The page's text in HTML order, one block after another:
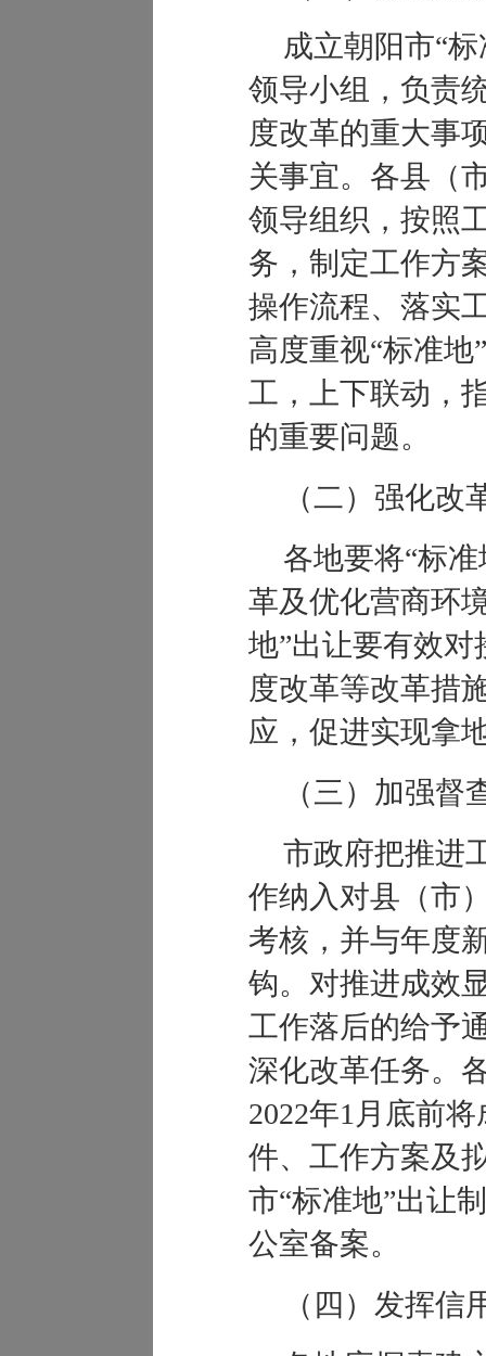
成立朝阳市“
领导小组，负责
度改革的重大事
关事宜。各县（
领导组织，按照
务，制定工作方
操作流程、落实
高度重视“标准
工，上下联动，
的重要问题。
（二）强化改
各地要将“标
革及优化营商环
地”出让要有效对
度改革等改革措
应，促进实现拿
（三）加强督
市政府把推进
作纳入对县（市
考核，并与年度
钩。对推进成效
工作落后的给予
深化改革任务。
2022年1月底前
件、工作方案及
市“标准地”出让
公室备案。
（四）发挥信